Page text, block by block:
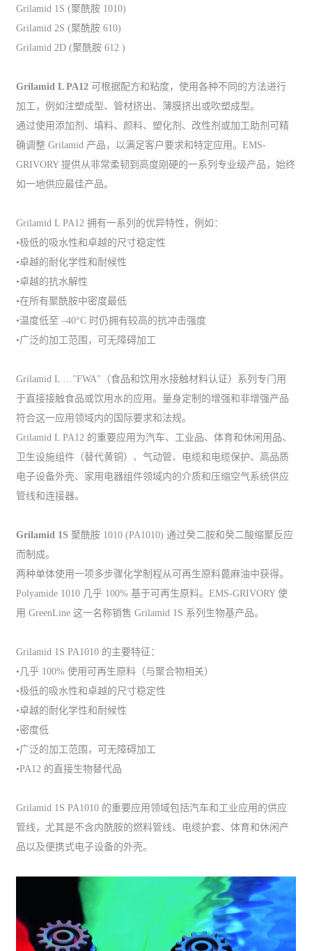
Grilamid 1S (聚酰胺 1010)
Grilamid 2S (聚酰胺 610)
Grilamid 2D (聚酰胺 612 )
Grilamid L PA12 可根据配方和粘度，使用各种不同的方法进行
加工，例如注塑成型、管材挤出、薄膜挤出或吹塑成型。
通过使用添加剂、填料、颜料、塑化剂、改性剂或加工助剂可精
确调整 Grilamid 产品，以满足客户要求和特定应用。EMS-
GRIVORY 提供从非常柔韧到高度刚硬的一系列专业级产品，始终
如一地供应最佳产品。
Grilamid L PA12 拥有一系列的优异特性，例如：
•极低的吸水性和卓越的尺寸稳定性
•卓越的耐化学性和耐候性
•卓越的抗水解性
•在所有聚酰胺中密度最低
•温度低至 –40°C 时仍拥有较高的抗冲击强度
•广泛的加工范围，可无障碍加工
Grilamid L …"FWA"（食品和饮用水接触材料认证）系列专门用
于直接接触食品或饮用水的应用。量身定制的增强和非增强产品
符合这一应用领域内的国际要求和法规。
Grilamid L PA12 的重要应用为汽车、工业品、体育和休闲用品、
卫生设施组件（替代黄铜）、气动管、电缆和电缆保护、高品质
电子设备外壳、家用电器组件领域内的介质和压缩空气系统供应
管线和连接器。
Grilamid 1S 聚酰胺 1010 (PA1010) 通过癸二胺和癸二酸缩聚反应
而制成。
两种单体使用一项多步骤化学制程从可再生原料蓖麻油中获得。
Polyamide 1010 几乎 100% 基于可再生原料。EMS-GRIVORY 使
用 GreenLine 这一名称销售 Grilamid 1S 系列生物基产品。
Grilamid 1S PA1010 的主要特征：
•几乎 100% 使用可再生原料（与聚合物相关）
•极低的吸水性和卓越的尺寸稳定性
•卓越的耐化学性和耐候性
•密度低
•广泛的加工范围，可无障碍加工
•PA12 的直接生物替代品
Grilamid 1S PA1010 的重要应用领域包括汽车和工业应用的供应
管线，尤其是不含内酰胺的燃料管线、电缆护套、体育和休闲产
品以及便携式电子设备的外壳。